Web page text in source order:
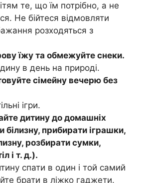
те, що їм потрібно, а не
Не бійтеся відмовляти
розходяться з
їжу та обмежуйте снеки.
в день на природі.
сімейну вечерю без
ігри.
дитину до домашніх
білизну, прибирати іграшки,
розбирати сумки,
і т. д.).
спати в один і той самий
брати в ліжко гаджети.